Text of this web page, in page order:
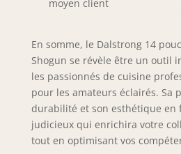
de
est
moyen client
En somme, le Dalstrong 14
Shogun se révèle être un outil
les passionnés de cuisine
pour les amateurs éclairés. Sa
durabilité et son esthétique en
judicieux qui enrichira votre
tout en optimisant vos